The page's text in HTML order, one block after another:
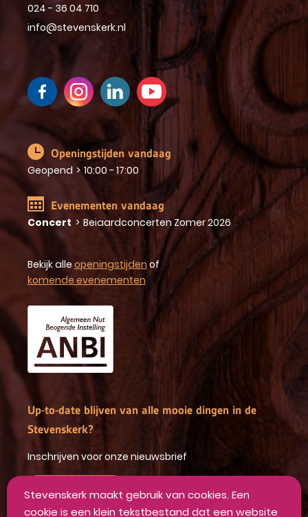
024 - 36 04 710
info@stevenskerk.nl
Openingstijden vandaag
Geopend > 10:00 - 17:00
Evenementen vandaag
Concert > Beiaardconcerten Zomer 2026
Bekijk alle openingstijden of
komende evenementen
Up-to-date blijven van alle mooie dingen in de
Stevenskerk?
Inschrijven voor onze nieuwsbrief
Stevenskerk maakt gebruik van cookies. Een
cookie is een klein tekstbestand dat een website